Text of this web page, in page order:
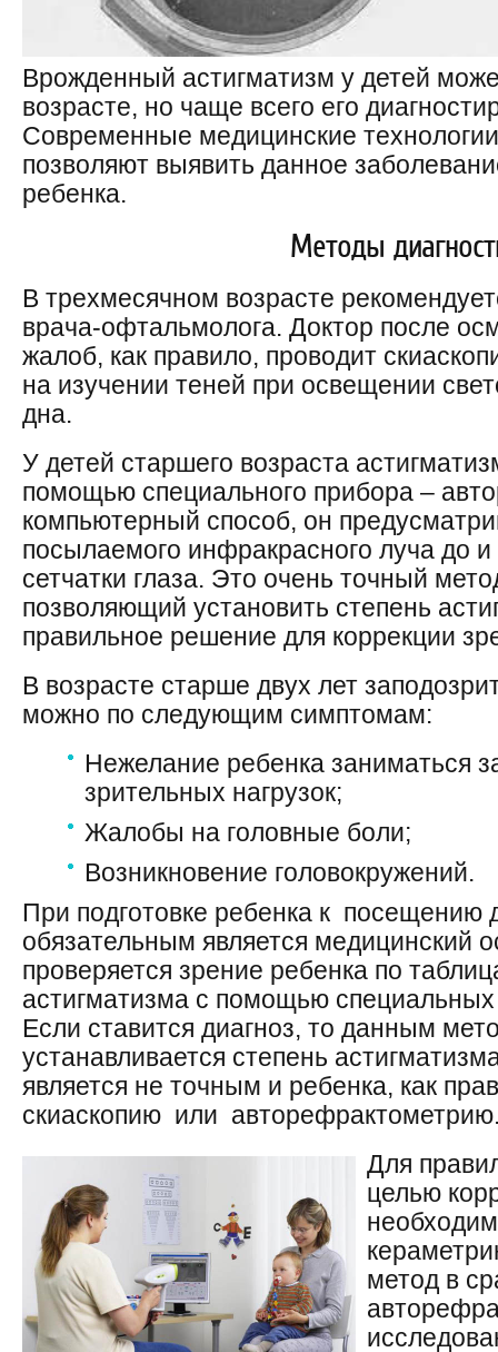
Врожденный астигматизм у детей
возрасте, но чаще всего его
Современные медицинские
позволяют выявить данное
ребенка.
Методы
В трехмесячном возрасте
врача-офтальмолога. Доктор после
жалоб, как правило, проводит
на изучении теней при освещении
дна.
У детей старшего возраста
помощью специального прибора –
компьютерный способ, он
посылаемого инфракрасного луча до
сетчатки глаза. Это очень точный
позволяющий установить степень
правильное решение для коррекции
В возрасте старше двух лет
можно по следующим симптомам:
Нежелание ребенка заниматься
зрительных нагрузок;
Жалобы на головные боли;
Возникновение головокружений.
При подготовке ребенка к посещению
обязательным является медицинский
проверяется зрение ребенка по
астигматизма с помощью
Если ставится диагноз, то данным
устанавливается степень
является не точным и ребенка, как
скиаскопию или
Для
целью
метод в